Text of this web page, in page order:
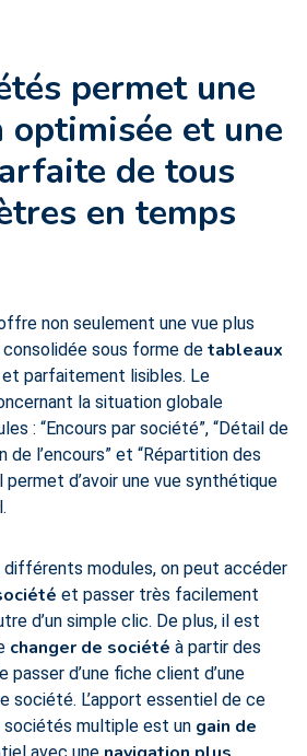
permet une
optimisée et une
de tous
en temps
non seulement une vue plus
sous forme de tableaux
et parfaitement lisibles. Le
la situation globale
: “Encours par société”, “Détail de
de l’encours” et “Répartition des
permet d’avoir une vue synthétique
différents modules, on peut accéder
et passer très facilement
d’un simple clic. De plus, il est
changer de société à partir des
d’une fiche client d’une
société. L’apport essentiel de ce
multiple est un gain de